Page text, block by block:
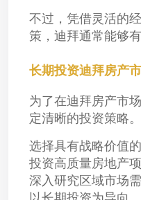
不过，凭借灵活的
策，迪拜通常能够
长期投资迪拜房产
为了在迪拜房产市
定清晰的投资策略
选择具有战略价值
投资高质量房地产
深入研究区域市场